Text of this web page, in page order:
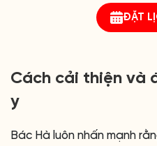
ĐẶT
Cách cải thiện và
y
Bác Hà luôn nhấn mạnh